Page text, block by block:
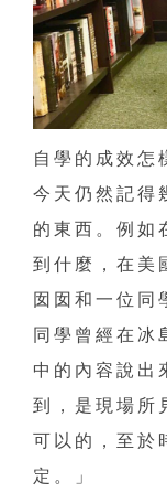
自學的成效怎
今天仍然記
的東西。例如
到什麼，在美
囡囡和一位同
同學曾經在冰
中的內容說出
到，是現場所
可以的，至於
定。」